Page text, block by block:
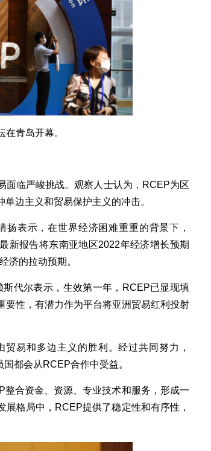
青岛开幕。
临严峻挑战。观察人士认为，RCEP为区
边主义和贸易保护主义的冲击。
表示，在世界经济困难重重的背景下，
新报告将东南亚地区2022年经济增长预期
济的拉动预期。
代尔表示，生效第一年，RCEP已显现填
性，有潜力作为平台将亚洲贸易红利投射
易和多边主义的胜利。经过共同努力，
都会从RCEP合作中受益。
合资金、资源、专业技术和服务，形成一
格局中，RCEP提供了稳定性和有序性，